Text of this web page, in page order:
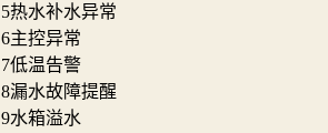
5热水补水异常
6主控异常
7低温告警
8漏水故障提醒
9水箱溢水